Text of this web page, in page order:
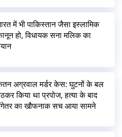
में भी पाकिस्तान जैसा इस्लामिक
हो, विधायक सना मलिक का
अग्रवाल मर्डर केस: घुटनों के बल
किया था प्रपोज, हत्या के बाद
का खौफनाक सच आया सामने